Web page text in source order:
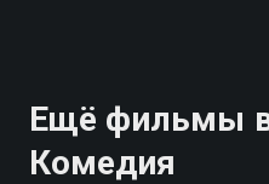
Ещё фильмы
Комедия